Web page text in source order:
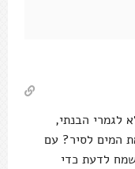
לגמרי הבנתי,
המים לסיר? עם
לדעת כדי